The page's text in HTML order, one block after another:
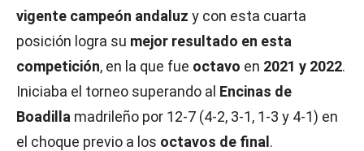
vigente campeón andaluz y con esta cuarta
posición logra su mejor resultado en esta
competición, en la que fue octavo en 2021 y 2022.
Iniciaba el torneo superando al Encinas de
Boadilla madrileño por 12-7 (4-2, 3-1, 1-3 y 4-1) en
el choque previo a los octavos de final .